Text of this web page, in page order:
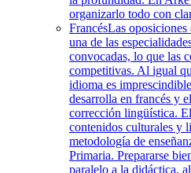
organizarlo todo con
FrancésLas oposiciones
una de las
convocadas, lo que las
competitivas. Al igual
idioma es
desarrolla en francés y
corrección lingüística.
contenidos culturales y
metodología de
Primaria. Prepararse
paralelo a la didáctica,